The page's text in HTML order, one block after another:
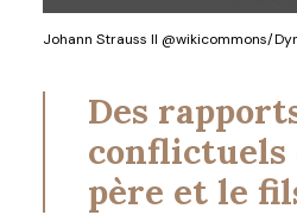
Johann Strauss II @wikicommons/
Des
conflictuels
père et le